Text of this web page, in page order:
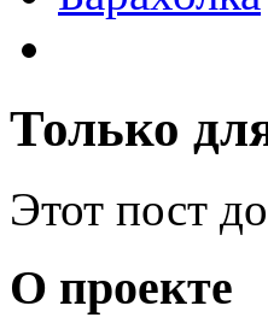
Только
Этот пост
О проекте